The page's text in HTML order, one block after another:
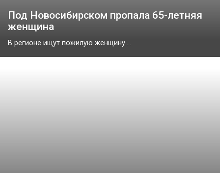
Под Новосибирском пропала 65-летняя
женщина
В регионе ищут пожилую женщину....